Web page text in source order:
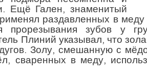
Ещё Гален, знаменитый
раздавленных в
прорезывания зубов у
Плиний указывал, что
Золу, смешанную с
сваренных в меду,